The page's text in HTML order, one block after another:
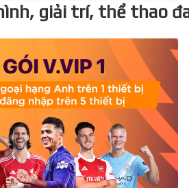
giải trí, thể thao